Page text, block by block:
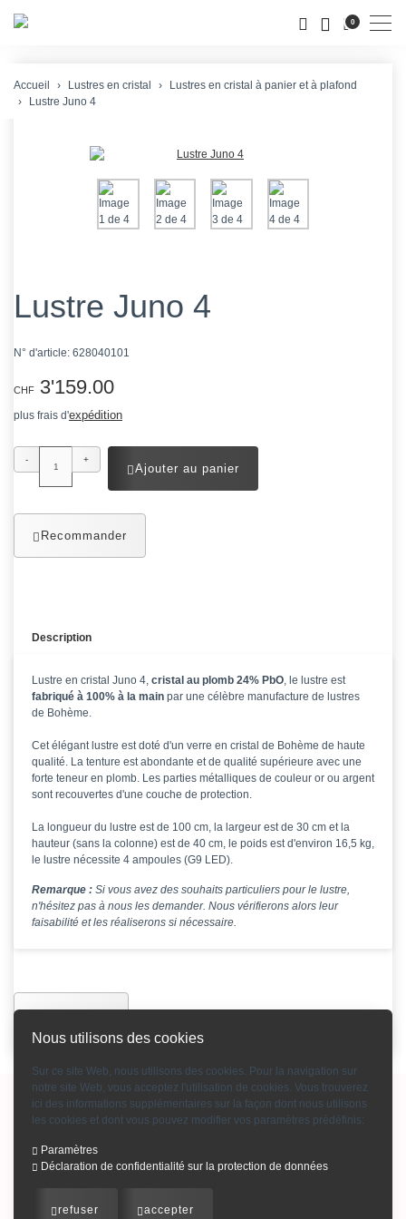
Nous utilisons des cookies
Sur ce site Web, nous utilisons des cookies. Pour la navigation sur
notre site Web, vous acceptez l'utilisation de cookies. Vous trouverez
ici des informations supplémentaires sur la façon dont nous utilisons
les cookies et dont vous pouvez modifier vos paramètres prédéfinis:
Paramètres
Déclaration de confidentialité sur la protection de données
refuser accepter
0
Accueil Lustres en cristal
Lustres en cristal à panier et à plafond
Lustre Juno 4
Lustre Juno 4
N° d'article: 628040101
CHF 3'159.00
plus frais d'expédition
- +
Ajouter au panier
Recommander
Description
Lustre en cristal Juno 4, cristal au plomb 24% PbO, le lustre est
fabriqué à 100% à la main par une célèbre manufacture de lustres
de Bohème.
Cet élégant lustre est doté d'un verre en cristal de Bohème de haute
qualité. La tenture est abondante et de qualité supérieure avec une
forte teneur en plomb. Les parties métalliques de couleur or ou argent
sont recouvertes d'une couche de protection.
La longueur du lustre est de 100 cm, la largeur est de 30 cm et la
hauteur (sans la colonne) est de 40 cm, le poids est d'environ 16,5 kg,
le lustre nécessite 4 ampoules (G9 LED).
Remarque : Si vous avez des souhaits particuliers pour le lustre,
n'hésitez pas à nous les demander. Nous vérifierons alors leur
faisabilité et les réaliserons si nécessaire.
Copyright © 2015-2026 Bohemian Crystal GmbH
Mention d'impression-Conditions générales-Contact -Modes de paiement
-Qui sommes-nous
Catalogue lustres en cristal